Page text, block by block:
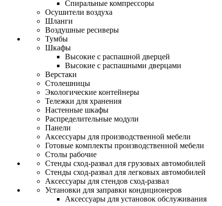
Спиральные компрессоры
Осушители воздуха
Шланги
Воздушные ресиверы
Тумбы
Шкафы
Высокие с распашной дверцей
Высокие с распашными дверцами
Верстаки
Столешницы
Экологические контейнеры
Тележки для хранения
Настенные шкафы
Распределительные модули
Панели
Аксессуары для производственной мебели
Готовые комплекты производственной мебели
Столы рабочие
Стенды сход-развал для грузовых автомобилей
Стенды сход-развал для легковых автомобилей
Аксессуары для стендов сход-развал
Установки для заправки кондиционеров
Аксессуары для установок обслуживания